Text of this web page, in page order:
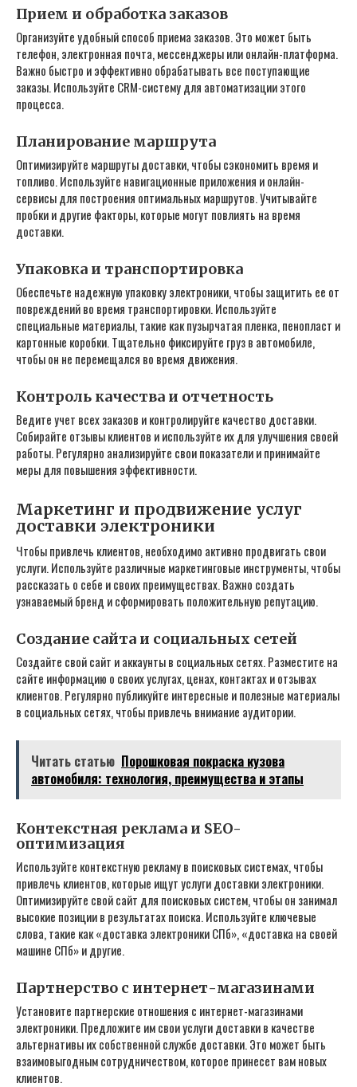
Прием и обработка заказов
Организуйте удобный способ приема заказов. Это может быть
телефон‚ электронная почта‚ мессенджеры или онлайн-платформа.
Важно быстро и эффективно обрабатывать все поступающие
заказы. Используйте CRM-систему для автоматизации этого
процесса.
Планирование маршрута
Оптимизируйте маршруты доставки‚ чтобы сэкономить время и
топливо. Используйте навигационные приложения и онлайн-
сервисы для построения оптимальных маршрутов. Учитывайте
пробки и другие факторы‚ которые могут повлиять на время
доставки.
Упаковка и транспортировка
Обеспечьте надежную упаковку электроники‚ чтобы защитить ее от
повреждений во время транспортировки. Используйте
специальные материалы‚ такие как пузырчатая пленка‚ пенопласт и
картонные коробки. Тщательно фиксируйте груз в автомобиле‚
чтобы он не перемещался во время движения.
Контроль качества и отчетность
Ведите учет всех заказов и контролируйте качество доставки.
Собирайте отзывы клиентов и используйте их для улучшения своей
работы. Регулярно анализируйте свои показатели и принимайте
меры для повышения эффективности.
Маркетинг и продвижение услуг
доставки электроники
Чтобы привлечь клиентов‚ необходимо активно продвигать свои
услуги. Используйте различные маркетинговые инструменты‚ чтобы
рассказать о себе и своих преимуществах. Важно создать
узнаваемый бренд и сформировать положительную репутацию.
Создание сайта и социальных сетей
Создайте свой сайт и аккаунты в социальных сетях. Разместите на
сайте информацию о своих услугах‚ ценах‚ контактах и отзывах
клиентов. Регулярно публикуйте интересные и полезные материалы
в социальных сетях‚ чтобы привлечь внимание аудитории.
Читать статью Порошковая покраска кузова
автомобиля: технология, преимущества и этапы
Контекстная реклама и SEO-
оптимизация
Используйте контекстную рекламу в поисковых системах‚ чтобы
привлечь клиентов‚ которые ищут услуги доставки электроники.
Оптимизируйте свой сайт для поисковых систем‚ чтобы он занимал
высокие позиции в результатах поиска. Используйте ключевые
слова‚ такие как «доставка электроники СПб»‚ «доставка на своей
машине СПб» и другие.
Партнерство с интернет-магазинами
Установите партнерские отношения с интернет-магазинами
электроники. Предложите им свои услуги доставки в качестве
альтернативы их собственной службе доставки. Это может быть
взаимовыгодным сотрудничеством‚ которое принесет вам новых
клиентов.